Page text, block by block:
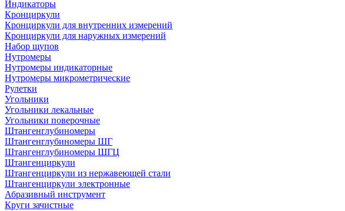
Индикаторы
Кронциркули
Кронциркули для внутренних измерений
Кронциркули для наружных измерений
Набор щупов
Нутромеры
Нутромеры индикаторные
Нутромеры микрометрические
Рулетки
Угольники
Угольники лекальные
Угольники поверочные
Штангенглубиномеры
Штангенглубиномеры ШГ
Штангенглубиномеры ШГЦ
Штангенциркули
Штангенциркули из нержавеющей стали
Штангенциркули электронные
Абразивный инструмент
Круги зачистные